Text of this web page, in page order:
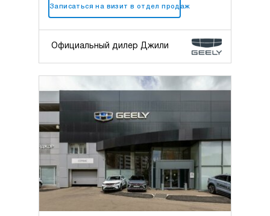
+7 (495) 025-10-10
Записаться на визит в отдел продаж
Официальный дилер Джили